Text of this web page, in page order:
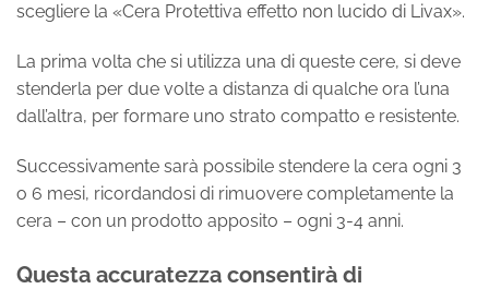
scegliere la «Cera Protettiva effetto non lucido di Livax».
La prima volta che si utilizza una di queste cere, si deve
stenderla per due volte a distanza di qualche ora l’una
dall’altra, per formare uno strato compatto e resistente.
Successivamente sarà possibile stendere la cera ogni 3
o 6 mesi, ricordandosi di rimuovere completamente la
cera – con un prodotto apposito – ogni 3-4 anni.
Questa accuratezza consentirà di